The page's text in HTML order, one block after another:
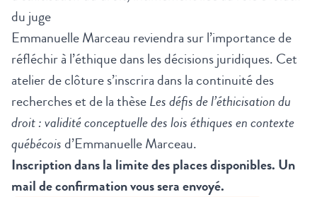
du juge
Emmanuelle Marceau reviendra sur l’importance de
réfléchir à l’éthique dans les décisions juridiques. Cet
atelier de clôture s’inscrira dans la continuité des
recherches et de la thèseLes défis de l’éthicisation du
droit : validité conceptuelle des lois éthiques en contexte
québécoisd’Emmanuelle Marceau.
Inscription dans la limite des places disponibles. Un
mail de confirmation vous sera envoyé.